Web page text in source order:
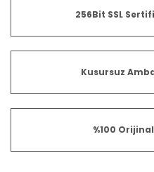
256Bit SSL
Kusursuz
%100